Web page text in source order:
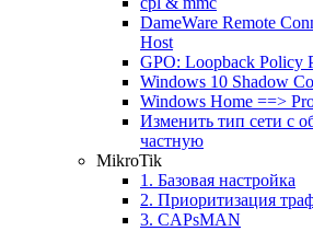
DameWare Remote
Host
GPO: Loopback Policy
Windows 10 Shadow
Windows Home ==>
Изменить тип сети с
частную
MikroTik
1. Базовая настройка
2. Приоритизация
3. CAPsMAN